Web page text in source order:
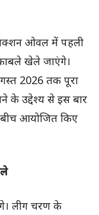
ओवल में पहली
खेले जाएंगे।
2026 तक पूरा
के उद्देश्य से इस बार
आयोजित किए
लीग चरण के